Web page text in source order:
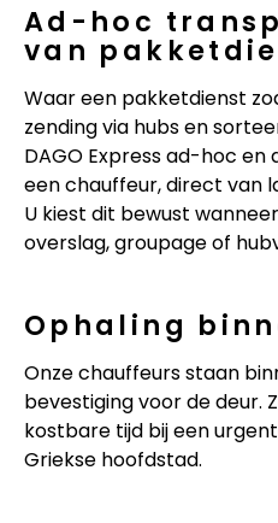
Ad-hoc
van
Waar een pakketdienst
zending via hubs en
DAGO Express ad-hoc
een chauffeur, direct van
U kiest dit bewust
overslag, groupage of
Ophaling
Onze chauffeurs staan
bevestiging voor de deur.
kostbare tijd bij een
Griekse hoofdstad.